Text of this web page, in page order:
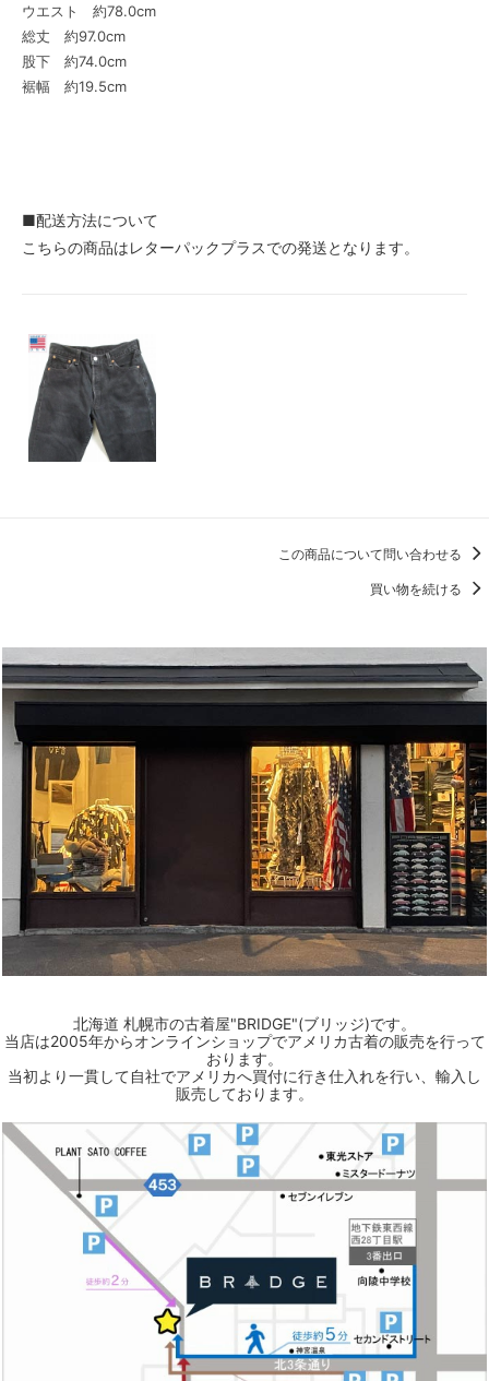
ウエスト 約78.0cm
総丈 約97.0cm
股下 約74.0cm
裾幅 約19.5cm
■配送方法について
こちらの商品はレターパックプラスでの発送となります。
この商品について問い合わせる
買い物を続ける
北海道 札幌市の古着屋"BRIDGE"(ブリッジ)です。
当店は2005年からオンラインショップでアメリカ古着の販売を行って
おります。
当初より一貫して自社でアメリカへ買付に行き仕入れを行い、輸入し
販売しております。